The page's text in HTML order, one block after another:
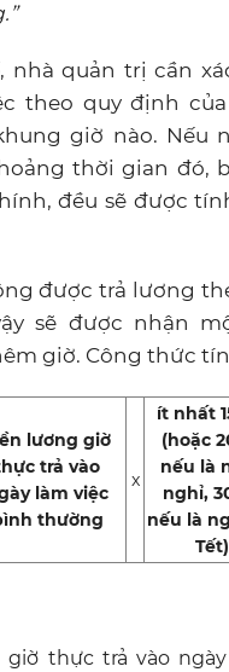
nhà quản trị cần
theo quy định
giờ nào. Nếu
thời gian đó,
đều sẽ được
được trả lương
sẽ được nhận
giờ. Công thức
lương giờ
trả vào
làm việc
thường
x
ít nhất
(hoặc
nếu là
nghỉ,
nếu là
Tết)
giờ thực trả vào